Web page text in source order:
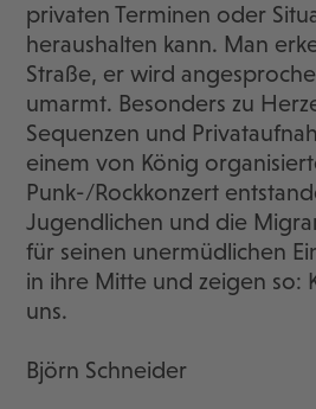
privaten Terminen oder
heraushalten kann. Man
Straße, er wird
umarmt. Besonders zu
Sequenzen und
einem von König
Punk-/Rockkonzert
Jugendlichen und die
für seinen unermüdlichen
in ihre Mitte und zeigen so:
uns.
Björn Schneider